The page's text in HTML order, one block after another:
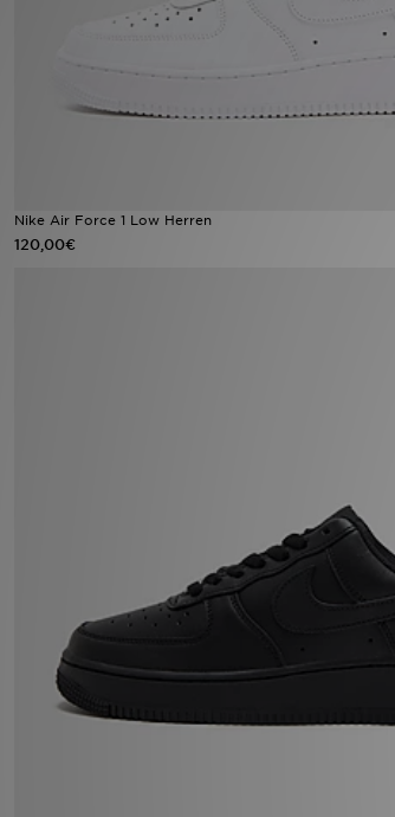
Nike Air Force 1 Low Herren
120,00€
Lade Die APP
Filialfinder